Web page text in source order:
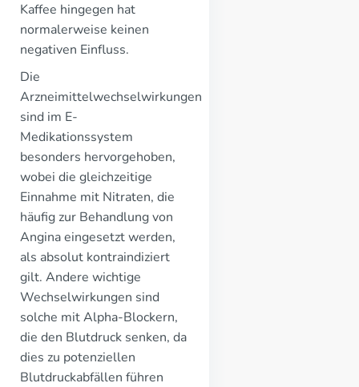
Kaffee hingegen hat
normalerweise keinen
negativen Einfluss.
Die
Arzneimittelwechselwirkungen
sind im E-
Medikationssystem
besonders hervorgehoben,
wobei die gleichzeitige
Einnahme mit Nitraten, die
häufig zur Behandlung von
Angina eingesetzt werden,
als absolut kontraindiziert
gilt. Andere wichtige
Wechselwirkungen sind
solche mit Alpha-Blockern,
die den Blutdruck senken, da
dies zu potenziellen
Blutdruckabfällen führen